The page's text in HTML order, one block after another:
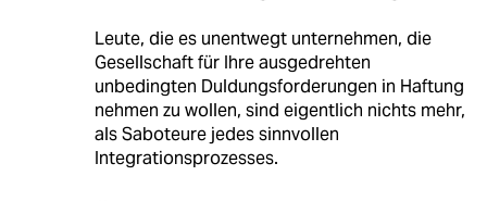
Leute, die es unentwegt unternehmen, die
Gesellschaft für Ihre ausgedrehten
unbedingten Duldungsforderungen in Haftung
nehmen zu wollen, sind eigentlich nichts mehr,
als Saboteure jedes sinnvollen
Integrationsprozesses.